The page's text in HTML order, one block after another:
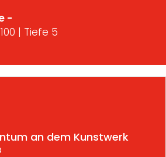
-
| Tiefe 5
an dem Kunstwerk